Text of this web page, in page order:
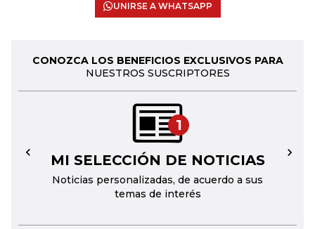
UNIRSE A WHATSAPP
CONOZCA LOS BENEFICIOS EXCLUSIVOS PARA
NUESTROS SUSCRIPTORES
1
MI SELECCIÓN DE NOTICIAS
Noticias personalizadas, de acuerdo a sus
temas de interés
← →